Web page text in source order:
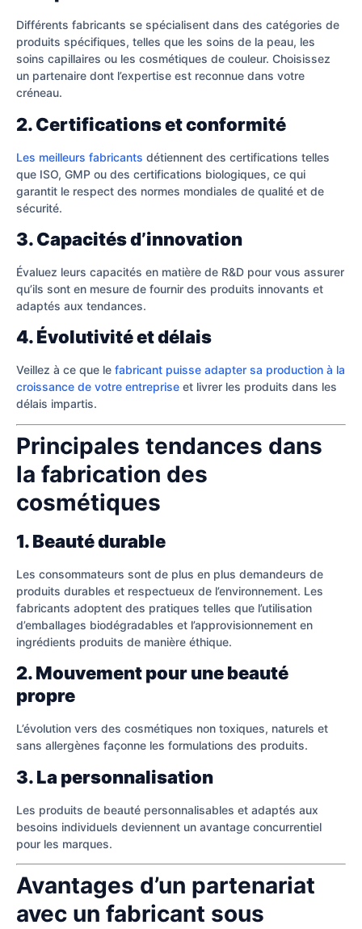
Différents fabricants se spécialisent dans des catégories de
produits spécifiques, telles que les soins de la peau, les
soins capillaires ou les cosmétiques de couleur. Choisissez
un partenaire dont l’expertise est reconnue dans votre
créneau.
2. Certifications et conformité
Les meilleurs fabricants détiennent des certifications telles
que ISO, GMP ou des certifications biologiques, ce qui
garantit le respect des normes mondiales de qualité et de
sécurité.
3. Capacités d’innovation
Évaluez leurs capacités en matière de R&D pour vous assurer
qu’ils sont en mesure de fournir des produits innovants et
adaptés aux tendances.
4. Évolutivité et délais
Veillez à ce que le fabricant puisse adapter sa production à la
croissance de votre entreprise et livrer les produits dans les
délais impartis.
Principales tendances dans
la fabrication des
cosmétiques
1. Beauté durable
Les consommateurs sont de plus en plus demandeurs de
produits durables et respectueux de l’environnement. Les
fabricants adoptent des pratiques telles que l’utilisation
d’emballages biodégradables et l’approvisionnement en
ingrédients produits de manière éthique.
2. Mouvement pour une beauté
propre
L’évolution vers des cosmétiques non toxiques, naturels et
sans allergènes façonne les formulations des produits.
3. La personnalisation
Les produits de beauté personnalisables et adaptés aux
besoins individuels deviennent un avantage concurrentiel
pour les marques.
Avantages d’un partenariat
avec un fabricant sous